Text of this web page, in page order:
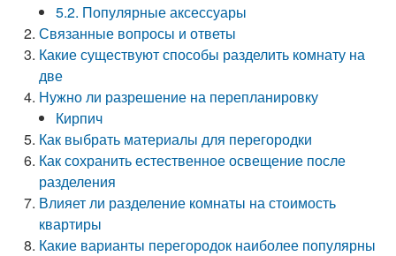
5.2. Популярные аксессуары
Связанные вопросы и ответы
Какие существуют способы разделить комнату на
две
Нужно ли разрешение на перепланировку
Кирпич
Как выбрать материалы для перегородки
Как сохранить естественное освещение после
разделения
Влияет ли разделение комнаты на стоимость
квартиры
Какие варианты перегородок наиболее популярны